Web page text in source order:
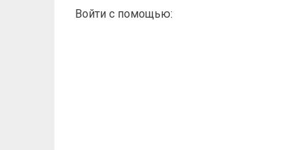
Войти с помощью: